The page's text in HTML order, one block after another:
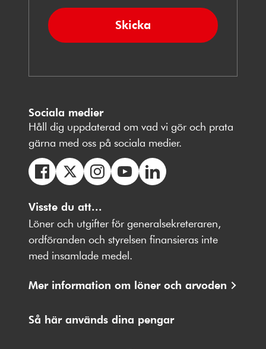
Skicka
Sociala medier
Håll dig uppdaterad om vad vi gör och prata
gärna med oss på sociala medier.
oss
på
Facebbok
oss
på
X
oss
på
Instagram
på
Youtube
på
LinkedIn
Visste du att...
Löner och utgifter för generalsekreteraren,
ordföranden och styrelsen finansieras inte
med insamlade medel.
Mer information om löner och arvoden
Så här används dina pengar